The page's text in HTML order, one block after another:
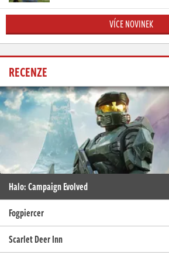
VÍCE NOVINEK
RECENZE
Halo: Campaign Evolved
Fogpiercer
Scarlet Deer Inn